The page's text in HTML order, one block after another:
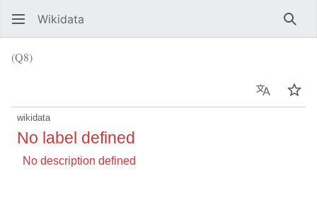
Wikidata
(Q8)
Language
wikidata
No label defined
No description defined